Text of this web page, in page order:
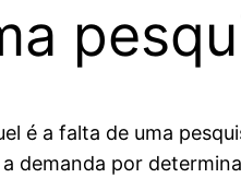
é a falta de uma
demanda por